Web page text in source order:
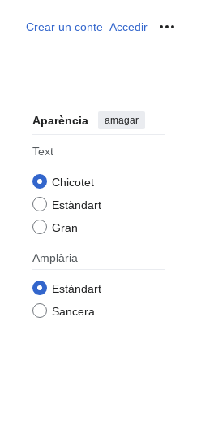
Crear un conte Accedir
Aparència amagar
Text
Chicotet
Estàndart
Gran
Amplària
Estàndart
Sancera